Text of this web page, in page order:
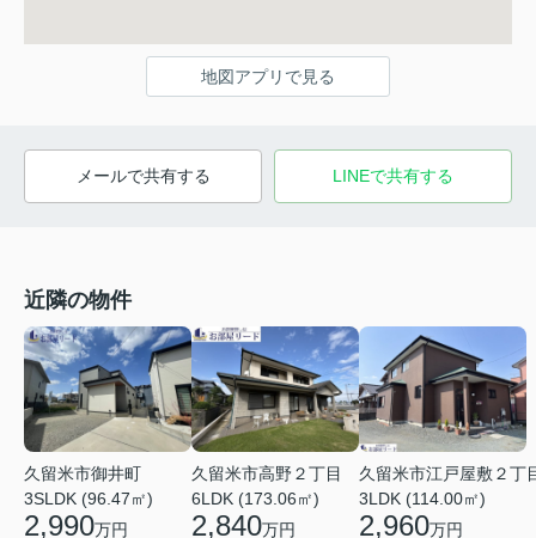
地図アプリで見る
メールで共有する LINEで共有する
近隣の物件
久留米市御井町
3SLDK (96.47㎡)
2,990万円
久留米市高野２丁目
6LDK (173.06㎡)
2,840万円
久留米市江戸屋敷２丁
3LDK (114.00㎡)
2,960万円